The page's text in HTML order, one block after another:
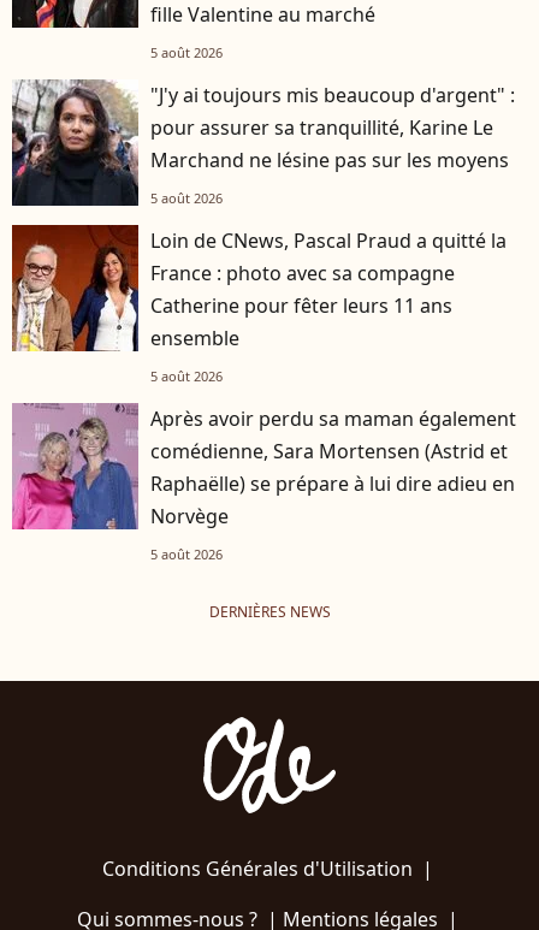
fille Valentine au marché
5 août 2026
"J'y ai toujours mis beaucoup d'argent" :
pour assurer sa tranquillité, Karine Le
Marchand ne lésine pas sur les moyens
5 août 2026
Loin de CNews, Pascal Praud a quitté la
France : photo avec sa compagne
Catherine pour fêter leurs 11 ans
ensemble
5 août 2026
Après avoir perdu sa maman également
comédienne, Sara Mortensen (Astrid et
Raphaëlle) se prépare à lui dire adieu en
Norvège
5 août 2026
DERNIÈRES NEWS
Conditions Générales d'Utilisation |
Qui sommes-nous ?| Mentions légales |